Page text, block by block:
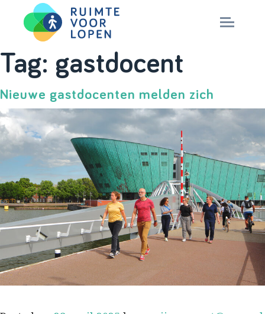
Skip
to
content
NIEUWS
KENNIS
PARTNERS
CITY DEAL
MAGAZINES
Nationaal Masterplan
Tag: gastdocent
Nieuwe gastdocenten melden zich